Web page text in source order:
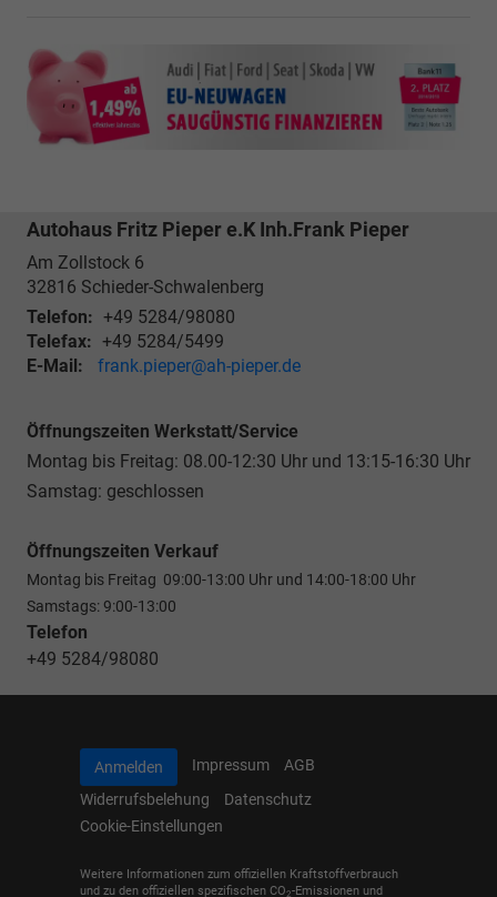
Autohaus Fritz Pieper e.K Inh.Frank Pieper
Am Zollstock 6
32816 Schieder-Schwalenberg
Telefon: +49 5284/98080
Telefax: +49 5284/5499
E-Mail:
frank.pieper@ah-pieper.de
Öffnungszeiten Werkstatt/Service
Montag bis Freitag: 08.00-12:30 Uhr und 13:15-16:30 Uhr
Samstag: geschlossen
Öffnungszeiten Verkauf
Montag bis Freitag 09:00-13:00 Uhr und 14:00-18:00 Uhr
Samstags: 9:00-13:00
Telefon
+49 5284/98080
Anmelden Impressum
AGB
Widerrufsbelehung
Datenschutz
Cookie-Einstellungen
Weitere Informationen zum offiziellen Kraftstoffverbrauch
und zu den offiziellen spezifischen CO2-Emissionen und